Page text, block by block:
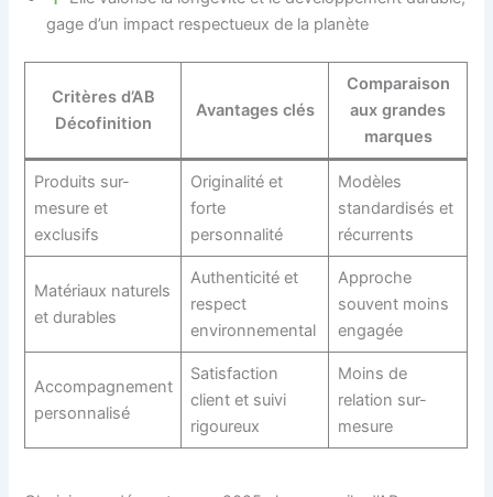
gage d’un impact respectueux de la planète
Critères d’AB
Décofinition
Avantages clés
Comparaison
aux grandes
marques
Produits sur-
mesure et
exclusifs
Originalité et
forte
personnalité
Modèles
standardisés et
récurrents
Matériaux naturels
et durables
Authenticité et
respect
environnemental
Approche
souvent moins
engagée
Accompagnement
personnalisé
Satisfaction
client et suivi
rigoureux
Moins de
relation sur-
mesure